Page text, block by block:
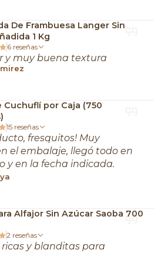
De Frambuesa Langer Sin
1 Kg
6 reseñas
y muy buena textura
Cuchuflí por Caja (750
15 reseñas
fresquitos! Muy
el embalaje, llegó todo en
y en la fecha indicada.
Alfajor Sin Azúcar Saoba 700
2 reseñas
y blanditas para